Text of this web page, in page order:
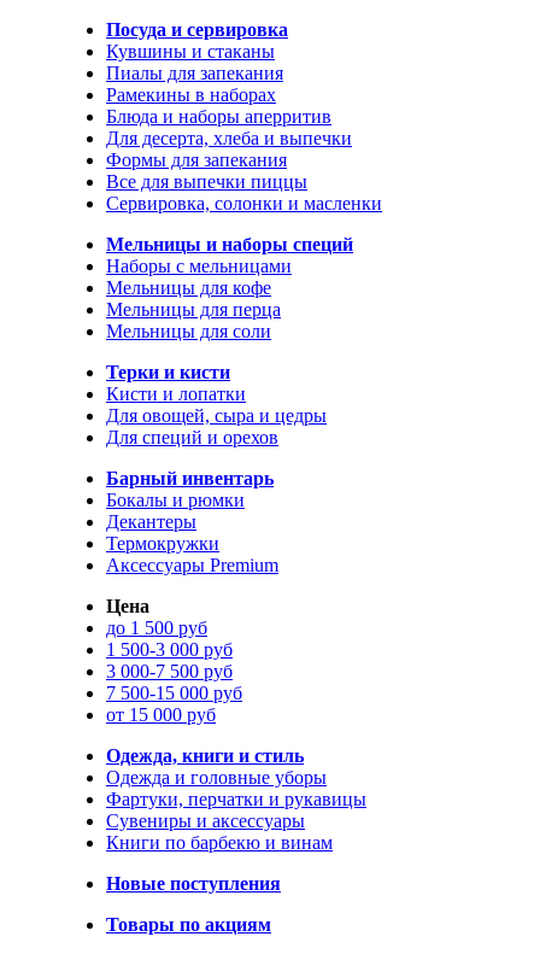
Посуда и сервировка
Кувшины и стаканы
Пиалы для запекания
Рамекины в наборах
Блюда и наборы аперритив
Для десерта, хлеба и выпечки
Формы для запекания
Все для выпечки пиццы
Сервировка, солонки и масленки
Мельницы и наборы специй
Наборы с мельницами
Мельницы для кофе
Мельницы для перца
Мельницы для соли
Терки и кисти
Кисти и лопатки
Для овощей, сыра и цедры
Для специй и орехов
Барный инвентарь
Бокалы и рюмки
Декантеры
Термокружки
Аксессуары Premium
Цена
до 1 500 руб
1 500-3 000 руб
3 000-7 500 руб
7 500-15 000 руб
от 15 000 руб
Одежда, книги и стиль
Одежда и головные уборы
Фартуки, перчатки и рукавицы
Сувениры и аксессуары
Книги по барбекю и винам
Новые поступления
Товары по акциям